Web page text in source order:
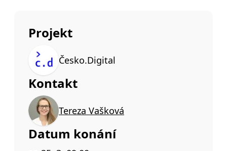
Projekt
Česko.Digital
Kontakt
Tereza Vašková
Datum konání